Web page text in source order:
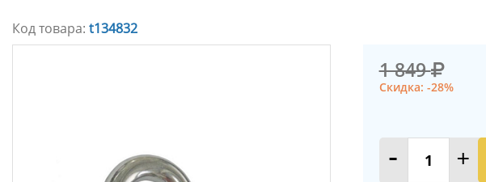
Код товара: t134832
1 849
Скидка: -28%
- +